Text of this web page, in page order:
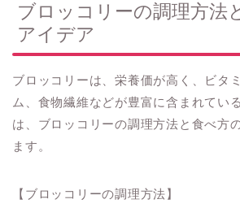
ブロッコリーの調理方法
アイデア
ブロッコリーは、栄養価が高く、ビタ
ム、食物繊維などが豊富に含まれてい
は、ブロッコリーの調理方法と食べ方
ます。
【ブロッコリーの調理方法】